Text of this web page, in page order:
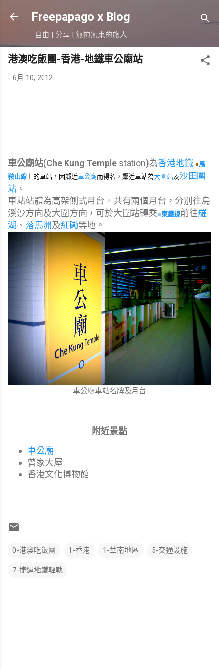
跳到主要內容
Freepapago x Blog
自由 | 分享 | 無拘無束的旅人
港澳吃飯團-香港-地鐵車公廟站
- 6月 10, 2012
車公廟站(Che Kung Temple station)為香港地鐵 ■馬
鞍山線 上的車站，因鄰近車公廟而得名，鄰近車站為大圍站及沙田圍
站 。
車站站體為高架側式月台，共有兩個月台，分別往烏
溪沙方向及大圍方向，可於大圍站轉乘■東鐵線前往羅
湖 、 落馬洲及紅磡等地。
車公廟車站名牌及月台
附近景點
車公廟
曾家大屋
香港文化博物館
0-港澳吃飯團 1-香港 1-華南地區 5-交通設施
7-捷運地鐵輕軌